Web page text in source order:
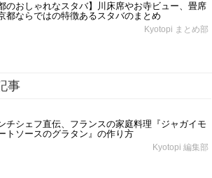
都のおしゃれなスタバ】川床席やお寺ビュー、畳席
都ならではの特徴あるスタバのまとめ
Kyotopi まとめ部
事
チシェフ直伝、フランスの家庭料理『ジャガイモ
トソースのグラタン』の作り方
Kyotopi 編集部